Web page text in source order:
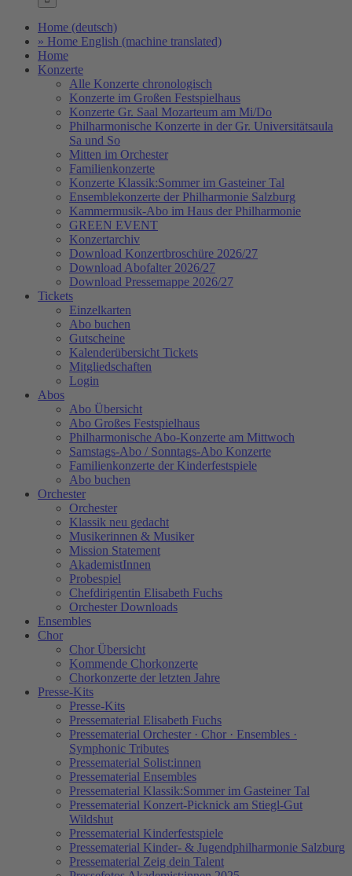
Home (deutsch)
» Home English (machine translated)
Home
Konzerte
Alle Konzerte chronologisch
Konzerte im Großen Festspielhaus
Konzerte Gr. Saal Mozarteum am Mi/Do
Philharmonische Konzerte in der Gr. Universitätsaula
Sa und So
Mitten im Orchester
Familienkonzerte
Konzerte Klassik:Sommer im Gasteiner Tal
Ensemblekonzerte der Philharmonie Salzburg
Kammermusik-Abo im Haus der Philharmonie
GREEN EVENT
Konzertarchiv
Download Konzertbroschüre 2026/27
Download Abofalter 2026/27
Download Pressemappe 2026/27
Tickets
Einzelkarten
Abo buchen
Gutscheine
Kalenderübersicht Tickets
Mitgliedschaften
Login
Abos
Abo Übersicht
Abo Großes Festspielhaus
Philharmonische Abo-Konzerte am Mittwoch
Samstags-Abo / Sonntags-Abo Konzerte
Familienkonzerte der Kinderfestspiele
Abo buchen
Orchester
Orchester
Klassik neu gedacht
Musikerinnen & Musiker
Mission Statement
AkademistInnen
Probespiel
Chefdirigentin Elisabeth Fuchs
Orchester Downloads
Ensembles
Chor
Chor Übersicht
Kommende Chorkonzerte
Chorkonzerte der letzten Jahre
Presse-Kits
Presse-Kits
Pressematerial Elisabeth Fuchs
Pressematerial Orchester · Chor · Ensembles ·
Symphonic Tributes
Pressematerial Solist:innen
Pressematerial Ensembles
Pressematerial Klassik:Sommer im Gasteiner Tal
Pressematerial Konzert-Picknick am Stiegl-Gut
Wildshut
Pressematerial Kinderfestspiele
Pressematerial Kinder- & Jugendphilharmonie Salzburg
Pressematerial Zeig dein Talent